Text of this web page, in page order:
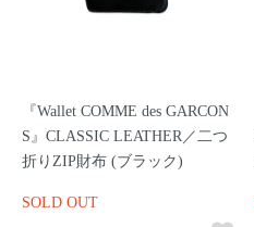
『Wallet COMME des GARCON
S』CLASSIC LEATHER／二つ
折りZIP財布 (ブラック)
SOLD OUT